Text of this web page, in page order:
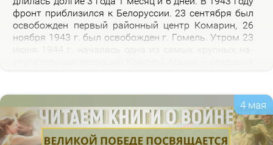
фронт при­бли­зил­ся к Бе­ло­рус­сии. 23 сен­тяб­ря был
осво­бож­ден пер­вый рай­он­ный центр Ко­ма­рин, 26
но­яб­ря 1943 г. был осво­бож­ден г. Го­мель. Утром 23
за­хват­чи­ков с тер­ри­то­рии Бе­ло­рус­сии.
4 мая